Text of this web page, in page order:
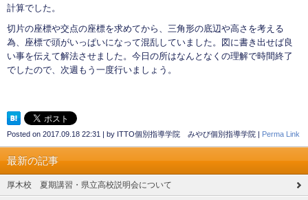
計算でした。
切片の座標や交点の座標を求めてから、三角形の底辺や高さを考える
為、座標で頭がいっぱいになって混乱していました。図に書き出せば良
い事を伝えて解法させました。今日の所はなんとなくの理解で時間終了
でしたので、次週もう一度行いましょう。
Posted on 2017.09.18 22:31 | by ITTO個別指導学院 みやび個別指導学院 | Perma Link
最新の記事
厚木校 夏期講習・県立高校説明会について